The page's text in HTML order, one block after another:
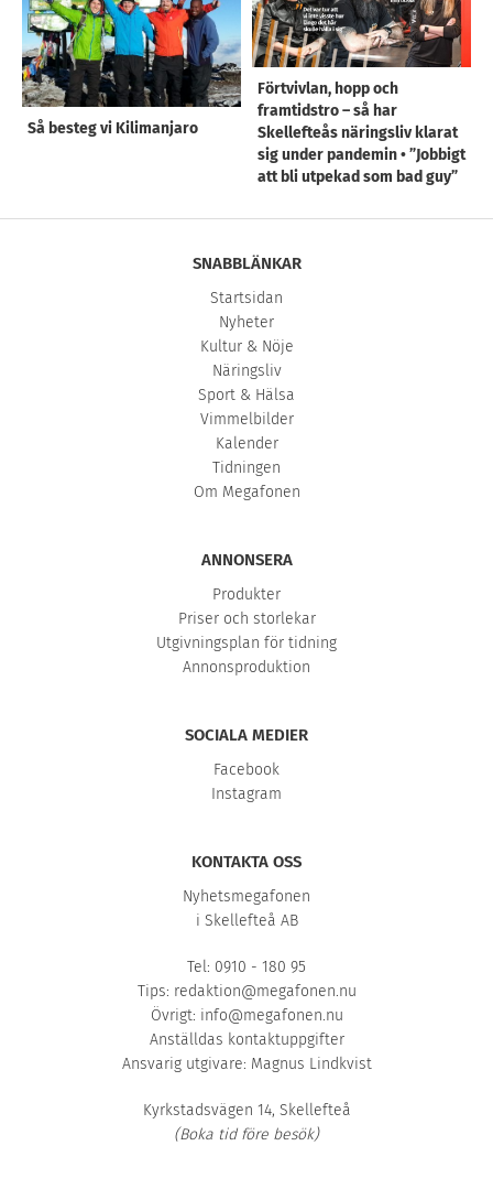
Så besteg vi Kilimanjaro
Förtvivlan, hopp och
framtidstro – så har
Skellefteås näringsliv klarat
sig under pandemin • ”Jobbigt
att bli utpekad som bad guy”
SNABBLÄNKAR
Startsidan
Nyheter
Kultur & Nöje
Näringsliv
Sport & Hälsa
Vimmelbilder
Kalender
Tidningen
Om Megafonen
ANNONSERA
Produkter
Priser och storlekar
Utgivningsplan för tidning
Annonsproduktion
SOCIALA MEDIER
Facebook
Instagram
KONTAKTA OSS
Nyhetsmegafonen
i Skellefteå AB
Tel: 0910 - 180 95
Tips: redaktion@megafonen.nu
Övrigt: info@megafonen.nu
Anställdas kontaktuppgifter
Ansvarig utgivare: Magnus Lindkvist
Kyrkstadsvägen 14, Skellefteå
(Boka tid före besök)